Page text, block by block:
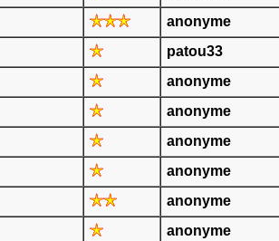
anonyme
patou33
anonyme
anonyme
anonyme
anonyme
anonyme
anonyme